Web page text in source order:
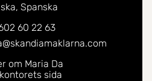
följande språk:
Spanska
60 22 63
om Maria Da
sida